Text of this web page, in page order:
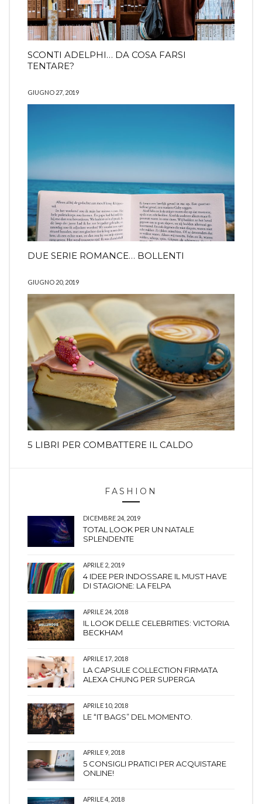
SCONTI ADELPHI… DA COSA FARSI
TENTARE?
GIUGNO 27, 2019
DUE SERIE ROMANCE… BOLLENTI
GIUGNO 20, 2019
5 LIBRI PER COMBATTERE IL CALDO
FASHION
DICEMBRE 24, 2019
TOTAL LOOK PER UN NATALE
SPLENDENTE
APRILE 2, 2019
4 IDEE PER INDOSSARE IL MUST HAVE
DI STAGIONE: LA FELPA
APRILE 24, 2018
IL LOOK DELLE CELEBRITIES: VICTORIA
BECKHAM
APRILE 17, 2018
LA CAPSULE COLLECTION FIRMATA
ALEXA CHUNG PER SUPERGA
APRILE 10, 2018
LE “IT BAGS” DEL MOMENTO.
APRILE 9, 2018
5 CONSIGLI PRATICI PER ACQUISTARE
ONLINE!
APRILE 4, 2018